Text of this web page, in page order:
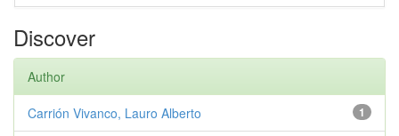
Discover
Author
1
Carrión Vivanco, Lauro Alberto